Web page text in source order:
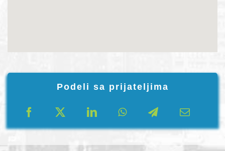
Podeli sa prijateljima